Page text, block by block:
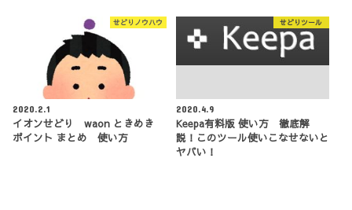
せどりノウハウ
2020.2.1
イオンせどり waon ときめき
ポイント まとめ 使い方
せどりツール
2020.4.9
Keepa有料版 使い方 徹底解
説！このツール使いこなせないと
ヤバい！